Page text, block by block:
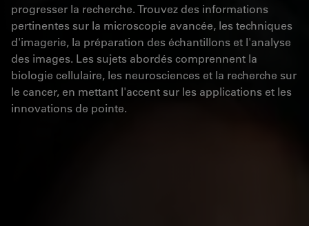
progresser la recherche. Trouvez des informations
pertinentes sur la microscopie avancée, les techniques
d'imagerie, la préparation des échantillons et l'analyse
des images. Les sujets abordés comprennent la
biologie cellulaire, les neurosciences et la recherche sur
le cancer, en mettant l'accent sur les applications et les
innovations de pointe.